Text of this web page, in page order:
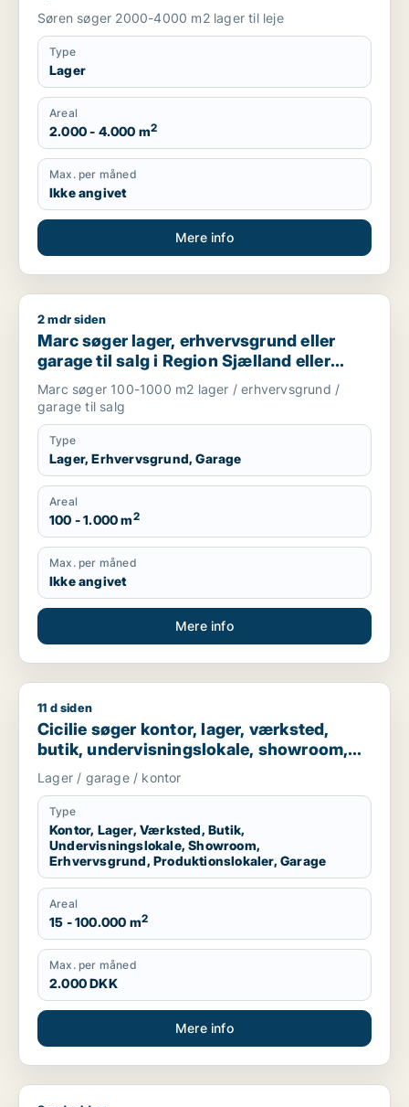
Søren søger 2000-4000 m2 lager til leje
Type
Lager
Areal
2.000 - 4.000 m2
Max. per måned
Ikke angivet
Mere info
Marc søger lager, erhvervsgrund eller garage til salg i
2 mdr siden
Marc søger lager, erhvervsgrund eller
garage til salg i Region Sjælland eller
Nordsjælland
Marc søger 100-1000 m2 lager / erhvervsgrund /
garage til salg
Type
Lager, Erhvervsgrund, Garage
Areal
100 - 1.000 m2
Max. per måned
Ikke angivet
Mere info
Cicilie søger kontor, lager, værksted, butik,
11 d siden
Cicilie søger kontor, lager, værksted,
butik, undervisningslokale, showroom,
erhvervsgrund, produktionslokaler eller
garage til leje i Region Sjælland eller
Nordsjælland
Lager / garage / kontor
Type
Kontor, Lager, Værksted, Butik,
Undervisningslokale, Showroom,
Erhvervsgrund, Produktionslokaler, Garage
Areal
15 - 100.000 m2
Max. per måned
2.000 DKK
Mere info